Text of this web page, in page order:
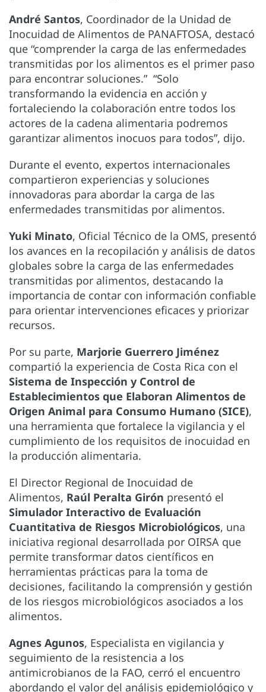
André Santos, Coordinador de la Unidad de
Inocuidad de Alimentos de PANAFTOSA, destacó
que “comprender la carga de las enfermedades
transmitidas por los alimentos es el primer paso
para encontrar soluciones.” “Solo
transformando la evidencia en acción y
fortaleciendo la colaboración entre todos los
actores de la cadena alimentaria podremos
garantizar alimentos inocuos para todos”, dijo.
Durante el evento, expertos internacionales
compartieron experiencias y soluciones
innovadoras para abordar la carga de las
enfermedades transmitidas por alimentos.
Yuki Minato, Oficial Técnico de la OMS, presentó
los avances en la recopilación y análisis de datos
globales sobre la carga de las enfermedades
transmitidas por alimentos, destacando la
importancia de contar con información confiable
para orientar intervenciones eficaces y priorizar
recursos.
Por su parte, Marjorie Guerrero Jiménez
compartió la experiencia de Costa Rica con el
Sistema de Inspección y Control de
Establecimientos que Elaboran Alimentos de
Origen Animal para Consumo Humano (SICE),
una herramienta que fortalece la vigilancia y el
cumplimiento de los requisitos de inocuidad en
la producción alimentaria.
El Director Regional de Inocuidad de
Alimentos, Raúl Peralta Girón presentó el
Simulador Interactivo de Evaluación
Cuantitativa de Riesgos Microbiológicos, una
iniciativa regional desarrollada por OIRSA que
permite transformar datos científicos en
herramientas prácticas para la toma de
decisiones, facilitando la comprensión y gestión
de los riesgos microbiológicos asociados a los
alimentos.
Agnes Agunos, Especialista en vigilancia y
seguimiento de la resistencia a los
antimicrobianos de la FAO, cerró el encuentro
abordando el valor del análisis epidemiológico y